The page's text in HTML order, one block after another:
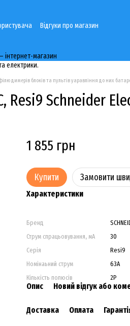
Відгуки про магазин
блоків та пультів уаравління до них
Resi9 Schneider
1 855 грн
Купити Замовити
Характеристики
Бренд
Струм спрацьовування, мA
30
Серія
Resi9
Номінаьний струм
63A
Кількість полюсів
2P
Опис Новий відгук або
Доставка Оплата